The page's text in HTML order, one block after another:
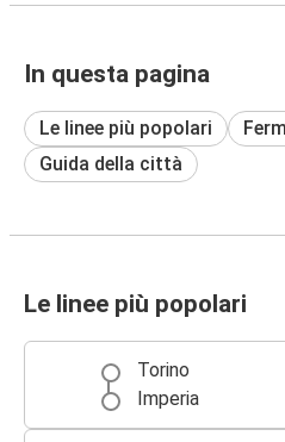
In questa pagina
Le linee più popolari
Guida della città
Le linee più popolari
Torino
Imperia